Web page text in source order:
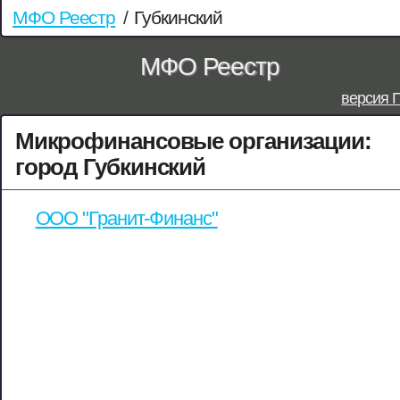
МФО Реестр / Губкинский
МФО Реестр
версия
Микрофинансовые организации:
город Губкинский
ООО "Гранит-Финанс"